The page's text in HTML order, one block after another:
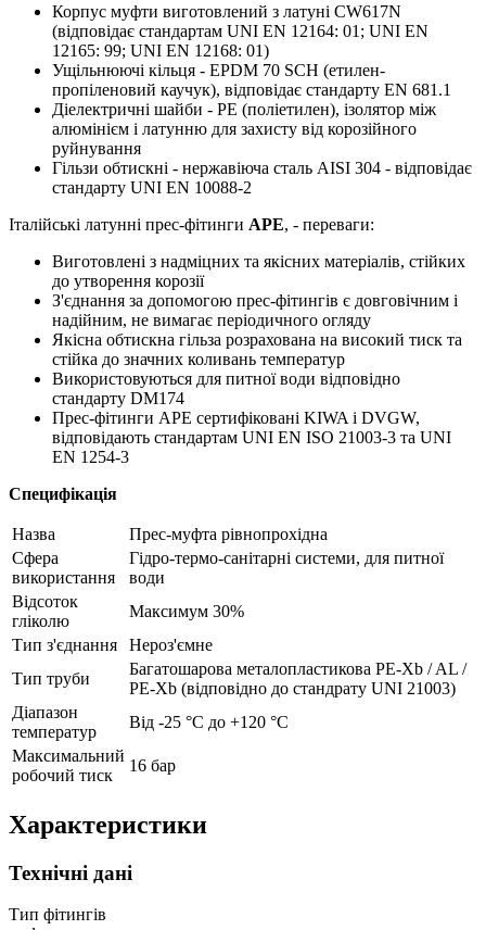
Корпус муфти виготовлений з латуні CW617N
(відповідає стандартам UNI EN 12164: 01; UNI EN
12165: 99; UNI EN 12168: 01)
Ущільнюючі кільця - EPDM 70 SCH (етилен-
пропіленовий каучук), відповідає стандарту EN 681.1
Діелектричні шайби - PE (поліетилен), ізолятор між
алюмінієм і латунню для захисту від корозійного
руйнування
Гільзи обтискні - нержавіюча сталь AISI 304 - відповідає
стандарту UNI EN 10088-2
Італійські латунні прес-фітинги APE, - переваги:
Виготовлені з надміцних та якісних матеріалів, стійких
до утворення корозії
З'єднання за допомогою прес-фітингів є довговічним і
надійним, не вимагає періодичного огляду
Якісна обтискна гільза розрахована на високий тиск та
стійка до значних коливань температур
Використовуються для питної води відповідно
стандарту DM174
Прес-фітинги APE сертифіковані KIWA і DVGW,
відповідають стандартам UNI EN ISO 21003-3 та UNI
EN 1254-3
Специфікація
Назва
Прес-муфта рівнопрохідна
Сфера
використання
Гідро-термо-санітарні системи, для питної
води
Відсоток
гліколю
Максимум 30%
Тип з'єднання
Нероз'ємне
Тип труби
Багатошарова металопластикова PE-Xb / AL /
PE-Xb (відповідно до стандрату UNI 21003)
Діапазон
температур
Від -25 °С до +120 °С
Максимальний
робочий тиск
16 бар
Характеристики
Технічні дані
Тип фітингів